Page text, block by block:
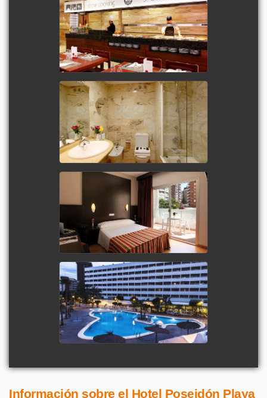
Información sobre el Hotel Poseidón Playa